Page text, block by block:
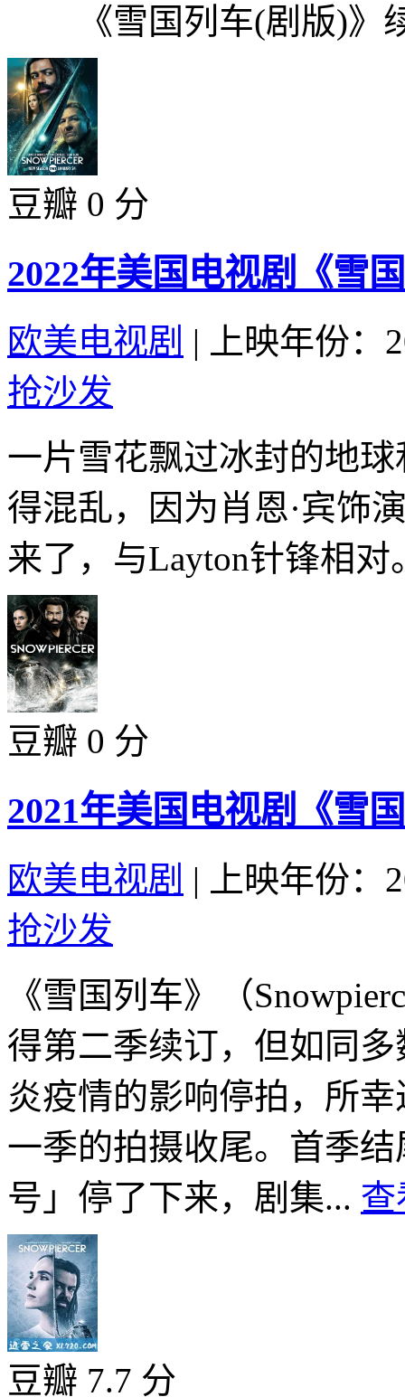
《雪国列车(剧版)》
豆瓣 0 分
2022年美国电视剧《雪
欧美电视剧 |
上映年份：
抢沙发
一片雪花飘过冰封的地
得混乱，因为肖恩·宾饰
来了，与Layton针锋相
豆瓣 0 分
2021年美国电视剧《雪
欧美电视剧 |
上映年份：
抢沙发
《雪国列车》（
得第二季续订，但如同
炎疫情的影响停拍，所
一季的拍摄收尾。首季
号」停了下来，剧集... 查
豆瓣 7.7 分